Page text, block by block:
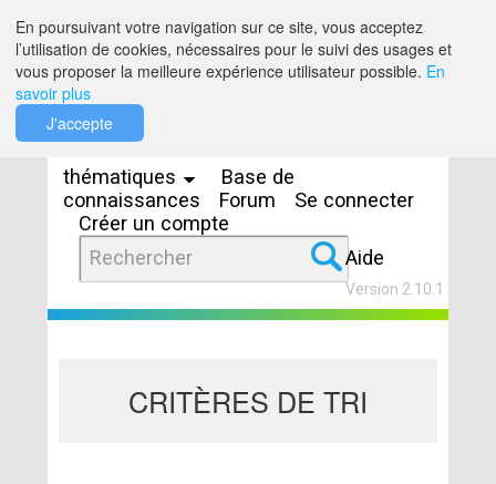
thématiques
Base de
connaissances
Forum
Se connecter
Créer un compte
Aide
Version 2.10.1
CRITÈRES DE TRI
En poursuivant votre navigation sur ce site, vous acceptez
l’utilisation de cookies, nécessaires pour le suivi des usages et
vous proposer la meilleure expérience utilisateur possible. En
savoir plus
J'accepte